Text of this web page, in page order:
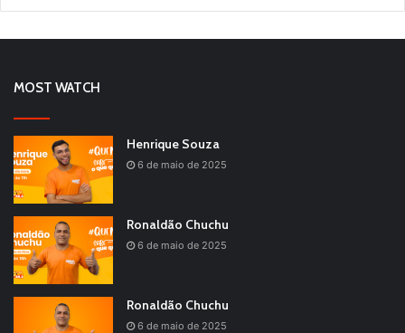
MOST WATCH
Henrique Souza
6 de maio de 2025
Ronaldão Chuchu
6 de maio de 2025
Ronaldão Chuchu
6 de maio de 2025